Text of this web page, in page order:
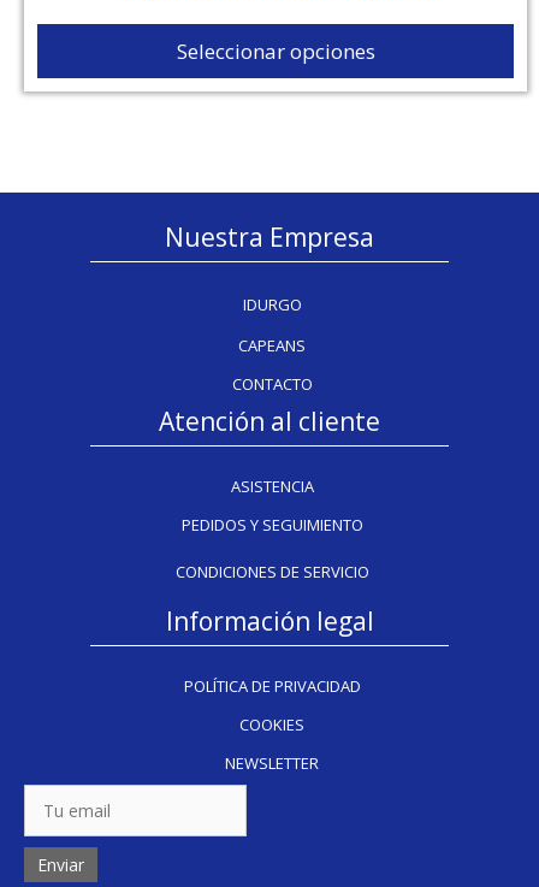
Seleccionar opciones
Nuestra Empresa
IDURGO
CAPEANS
CONTACTO
Atención al cliente
ASISTENCIA
PEDIDOS Y SEGUIMIENTO
CONDICIONES DE SERVICIO
Información legal
POLÍTICA DE PRIVACIDAD
COOKIES
NEWSLETTER